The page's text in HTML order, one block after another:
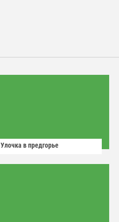
Улочка в предгорье